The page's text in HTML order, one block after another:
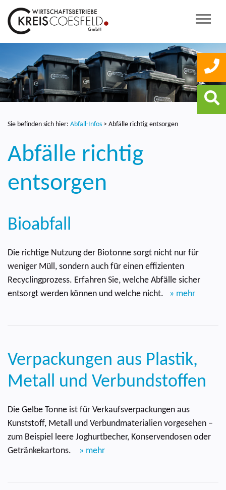
Sie befinden sich hier: Abfall-Infos > Abfälle richtig entsorgen
Abfälle richtig
entsorgen
Bioabfall
Die richtige Nutzung der Biotonne sorgt nicht nur für
weniger Müll, sondern auch für einen effizienten
Recyclingprozess. Erfahren Sie, welche Abfälle sicher
entsorgt werden können und welche nicht.
» mehr
Verpackungen aus Plastik,
Metall und Verbundstoffen
Die Gelbe Tonne ist für Verkaufsverpackungen aus
Kunststoff, Metall und Verbundmaterialien vorgesehen –
zum Beispiel leere Joghurtbecher, Konservendosen oder
Getränkekartons.
» mehr